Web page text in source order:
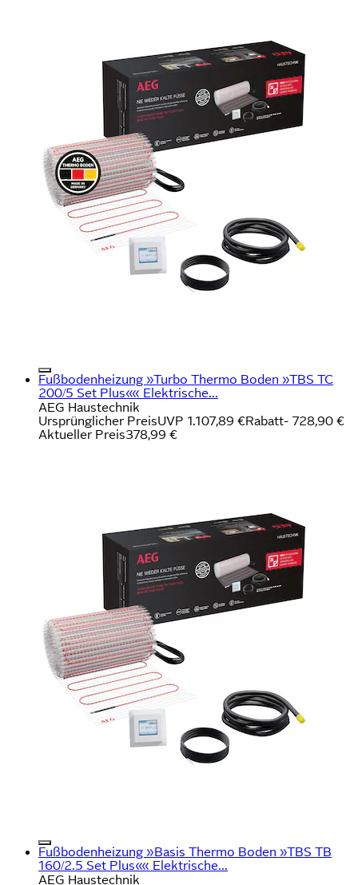
Fußbodenheizung »Turbo Thermo Boden »TBS TC
200/5 Set Plus«« Elektrische...
AEG Haustechnik
Ursprünglicher PreisUVP 1.107,89 €Rabatt- 728,90 €
Aktueller Preis378,99 €
Fußbodenheizung »Basis Thermo Boden »TBS TB
160/2.5 Set Plus«« Elektrische...
AEG Haustechnik